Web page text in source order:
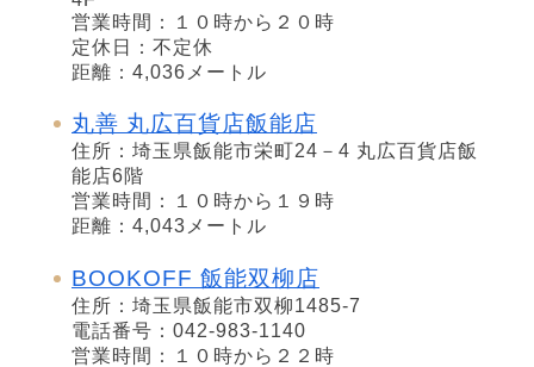
営業時間：１０時から２０時
定休日：不定休
距離：4,036メートル
丸善 丸広百貨店飯能店
住所：埼玉県飯能市栄町24－4 丸広百貨店飯
能店6階
営業時間：１０時から１９時
距離：4,043メートル
BOOKOFF 飯能双柳店
住所：埼玉県飯能市双柳1485-7
電話番号：042-983-1140
営業時間：１０時から２２時